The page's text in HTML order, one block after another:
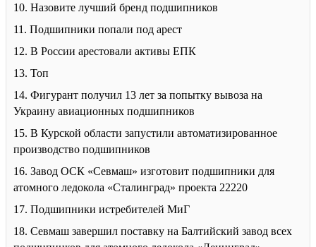
10. Назовите лучший бренд подшипников
11. Подшипники попали под арест
12. В России арестовали активы ЕПК
13. Топ
14. Фигурант получил 13 лет за попытку вывоза на
Украину авиационных подшипников
15. В Курской области запустили автоматизированное
производство подшипников
16. Завод ОСК «Севмаш» изготовит подшипники для
атомного ледокола «Сталинград» проекта 22220
17. Подшипники истребителей МиГ
18. Севмаш завершил поставку на Балтийский завод всех